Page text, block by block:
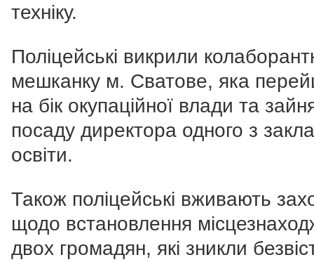
техніку.
Поліцейські викрили
мешканку м. Сватове, яка
на бік окупаційної влади та
посаду директора одного з
освіти.
Також поліцейські вживають
щодо встановлення
двох громадян, які зникли